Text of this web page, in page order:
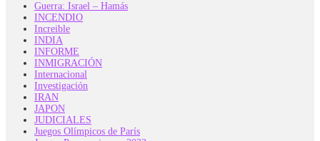
Guerra: Israel – Hamás
INCENDIO
Increible
INDIA
INFORME
INMIGRACIÓN
Internacional
Investigación
IRAN
JAPON
JUDICIALES
Juegos Olímpicos de París